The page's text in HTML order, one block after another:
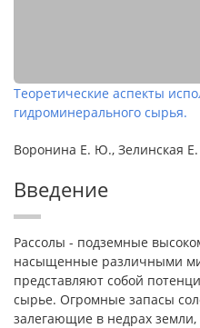
Теоретические аспекты
гидроминерального сырья.
Воронина Е. Ю., Зелинская
Введение
Рассолы - подземные
насыщенные различными
представляют собой
сырье. Огромные запасы
залегающие в недрах земли,